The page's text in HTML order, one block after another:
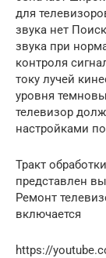
для
звука нет
звука при
контроля
току лучей
уровня
телевизор
настройками
Тракт
представлен
Ремонт
включается
https://